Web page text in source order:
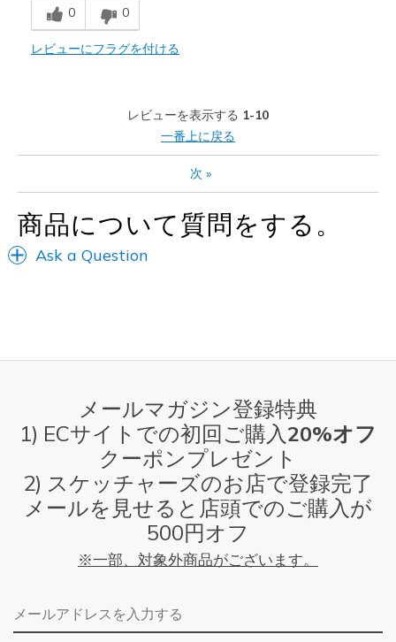
Comfortable
Durable
Special Occasions
0 0
レビューにフラグを付ける
レビューを表示する 1-10
一番上に戻る
次 »
商品について質問をする。
Ask a Question
メールマガジン登録特典
1) ECサイトでの初回ご購入20%オフ
クーポンプレゼント
2) スケッチャーズのお店で登録完了
メールを見せると店頭でのご購入が
500円オフ
※一部、対象外商品がございます。
メールアドレス